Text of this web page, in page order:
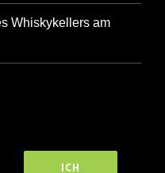
Whiskykellers am
ICH